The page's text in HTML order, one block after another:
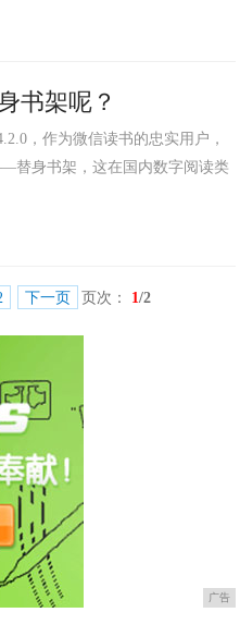
书架呢？
，作为微信读书的忠实用户，
替身书架，这在国内数字阅读类
下一页 页次： 1/2
广告